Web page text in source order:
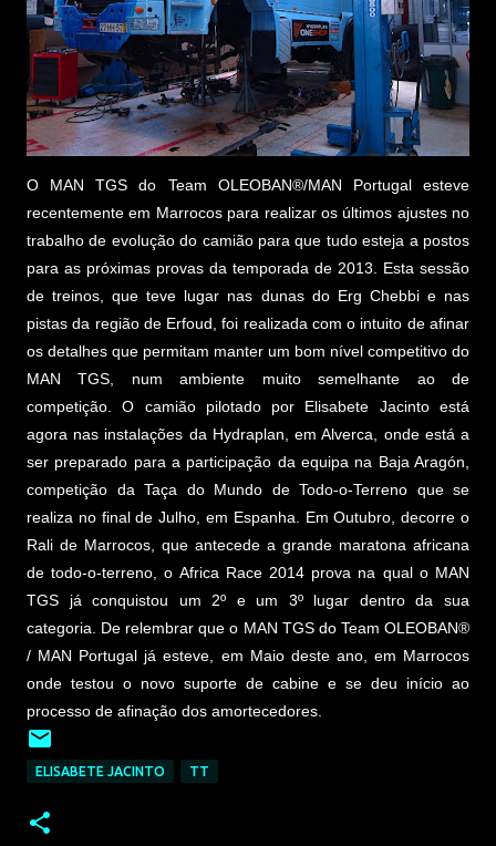
O MAN TGS do Team OLEOBAN®/MAN Portugal esteve
recentemente em Marrocos para realizar os últimos ajustes no
trabalho de evolução do camião para que tudo esteja a postos
para as próximas provas da temporada de 2013. Esta sessão
de treinos, que teve lugar nas dunas do Erg Chebbi e nas
pistas da região de Erfoud, foi realizada com o intuito de afinar
os detalhes que permitam manter um bom nível competitivo do
MAN TGS, num ambiente muito semelhante ao de
competição. O camião pilotado por Elisabete Jacinto está
agora nas instalações da Hydraplan, em Alverca, onde está a
ser preparado para a participação da equipa na Baja Aragón,
competição da Taça do Mundo de Todo-o-Terreno que se
realiza no final de Julho, em Espanha. Em Outubro, decorre o
Rali de Marrocos, que antecede a grande maratona africana
de todo-o-terreno, o Africa Race 2014 prova na qual o MAN
TGS já conquistou um 2º e um 3º lugar dentro da sua
categoria. De relembrar que o MAN TGS do Team OLEOBAN®
/ MAN Portugal já esteve, em Maio deste ano, em Marrocos
onde testou o novo suporte de cabine e se deu início ao
processo de afinação dos amortecedores.
ELISABETE JACINTO TT